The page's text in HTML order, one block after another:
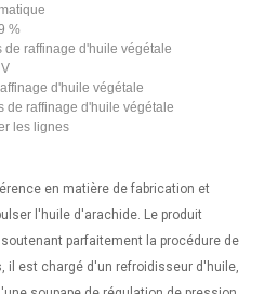
%
raffinage d'huile végétale
d'huile végétale
de raffinage d'huile végétale
les lignes
en matière de fabrication et
l'huile d'arachide. Le produit
parfaitement la procédure de
il est chargé d'un refroidisseur d'huile,